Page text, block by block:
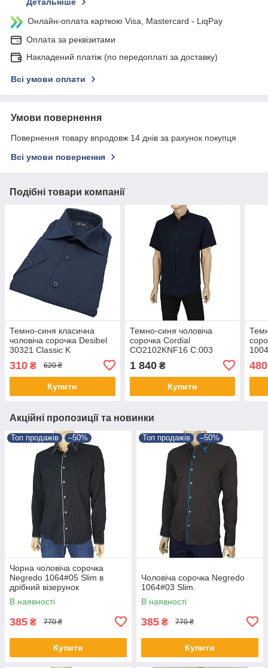
Детальніше
Онлайн-оплата карткою Visa, Mastercard - LiqPay
Оплата за реквізитами
Накладений платіж (по передоплаті за доставку)
Всі умови оплати
Умови повернення
Повернення товару впродовж 14 днів за рахунок покупця
Всі умови повернення
Подібні товари компанії
Темно-синя класична
чоловіча сорочка Desibel
30321 Classic K
310 ₴ 620 ₴
Купити
Темно-синя чоловіча
сорочка Cordial
CO2102KNF16 C:003
1 840₴
Купити
480
Акційні пропозиції та новинки
Топ продажів –50%
Чорна чоловіча сорочка
Negredo 1064#05 Slim в
дрібний візерунок
В наявності
385 ₴ 770 ₴
Купити
Топ продажів –50%
Чоловіча сорочка Negredo
1064#03 Slim.
В наявності
385 ₴ 770 ₴
Купити